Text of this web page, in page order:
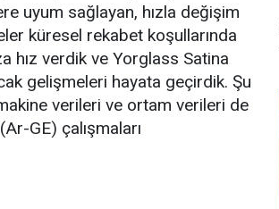
uyum sağlayan, hızla değişim
küresel rekabet koşullarında
hız verdik ve Yorglass Satina
gelişmeleri hayata geçirdik. Şu
verileri ve ortam verileri de
GE) çalışmaları